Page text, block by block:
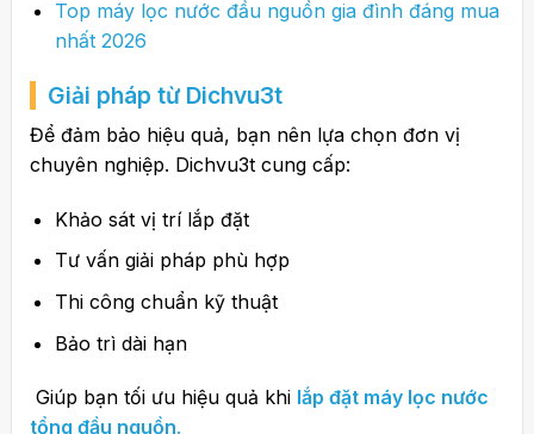
Top máy lọc nước đầu nguồn gia đình đáng mua
nhất 2026
Giải pháp từ Dichvu3t
Để đảm bảo hiệu quả, bạn nên lựa chọn đơn vị
chuyên nghiệp. Dichvu3tcung cấp:
Khảo sát vị trí lắp đặt
Tư vấn giải pháp phù hợp
Thi công chuẩn kỹ thuật
Bảo trì dài hạn
Giúp bạn tối ưu hiệu quả khi lắp đặt máy lọc nước
tổng đầu nguồn.